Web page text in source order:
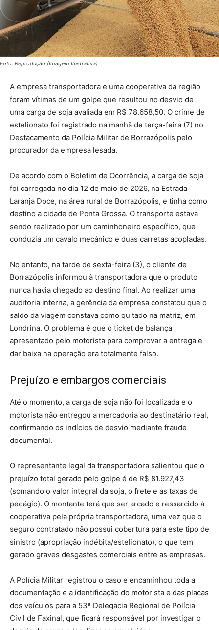
Foto: Reprodução (Imagem Ilustrativa)
A empresa transportadora e uma cooperativa da região
foram vítimas de um golpe que resultou no desvio de
uma carga de soja avaliada em R$ 78.658,50. O crime de
estelionato foi registrado na manhã de terça-feira (7) no
Destacamento da Polícia Militar de Borrazópolis pelo
procurador da empresa lesada.
De acordo com o Boletim de Ocorrência, a carga de soja
foi carregada no dia 12 de maio de 2026, na Estrada
Laranja Doce, na área rural de Borrazópolis, e tinha como
destino a cidade de Ponta Grossa. O transporte estava
sendo realizado por um caminhoneiro específico, que
conduzia um cavalo mecânico e duas carretas acopladas.
No entanto, na tarde de sexta-feira (3), o cliente de
Borrazópolis informou à transportadora que o produto
nunca havia chegado ao destino final. Ao realizar uma
auditoria interna, a gerência da empresa constatou que o
saldo da viagem constava como quitado na matriz, em
Londrina. O problema é que o ticket de balança
apresentado pelo motorista para comprovar a entrega e
dar baixa na operação era totalmente falso.
Prejuízo e embargos comerciais
Até o momento, a carga de soja não foi localizada e o
motorista não entregou a mercadoria ao destinatário real,
confirmando os indícios de desvio mediante fraude
documental.
O representante legal da transportadora salientou que o
prejuízo total gerado pelo golpe é de R$ 81.927,43
(somando o valor integral da soja, o frete e as taxas de
pedágio). O montante terá que ser arcado e ressarcido à
cooperativa pela própria transportadora, uma vez que o
seguro contratado não possui cobertura para este tipo de
sinistro (apropriação indébita/estelionato), o que tem
gerado graves desgastes comerciais entre as empresas.
A Polícia Militar registrou o caso e encaminhou toda a
documentação e a identificação do motorista e das placas
dos veículos para a 53ª Delegacia Regional de Polícia
Civil de Faxinal, que ficará responsável por investigar o